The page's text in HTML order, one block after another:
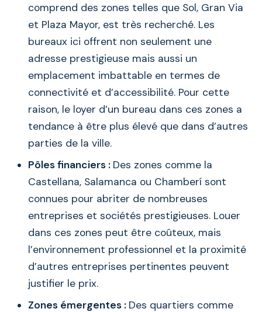
comprend des zones telles que Sol, Gran Via
et Plaza Mayor, est très recherché. Les
bureaux ici offrent non seulement une
adresse prestigieuse mais aussi un
emplacement imbattable en termes de
connectivité et d’accessibilité. Pour cette
raison, le loyer d’un bureau dans ces zones a
tendance à être plus élevé que dans d’autres
parties de la ville.
Pôles financiers : Des zones comme la
Castellana, Salamanca ou Chamberí sont
connues pour abriter de nombreuses
entreprises et sociétés prestigieuses. Louer
dans ces zones peut être coûteux, mais
l’environnement professionnel et la proximité
d’autres entreprises pertinentes peuvent
justifier le prix.
Zones émergentes : Des quartiers comme